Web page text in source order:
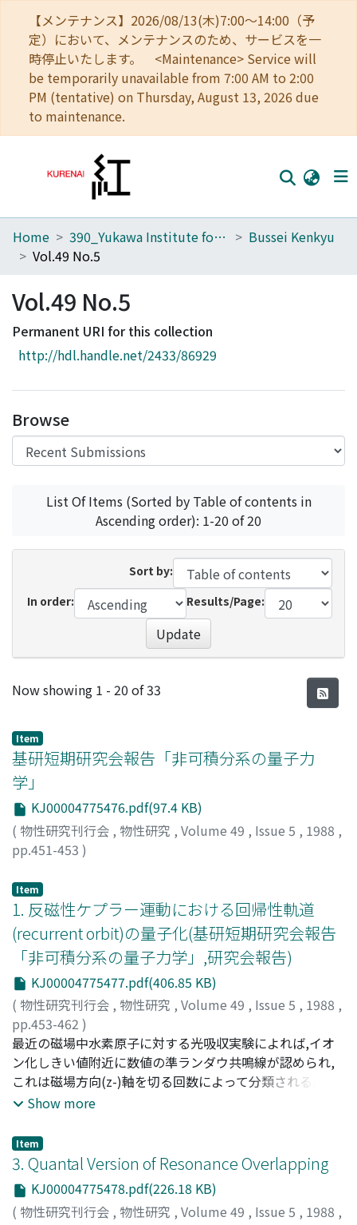
【メンテナンス】2026/08/13(木)7:00～14:00（予
定）において、メンテナンスのため、サービスを一
時停止いたします。 <Maintenance> Service will
be temporarily unavailable from 7:00 AM to 2:00
PM (tentative) on Thursday, August 13, 2026 due
to maintenance.
Home
Browse
Download Ranking
Access Statistics
Home 390_Yukawa Institute for Theoretical Physics
Bussei Kenkyu
Vol.49 No.5
Vol.49 No.5
Permanent URI for this collection
http://hdl.handle.net/2433/86929
Browse
List Of Items (Sorted by Table of contents in
Ascending order): 1-20 of 20
Sort by:
In order:
Results/Page:
Update
Recent Submissions
Now showing 1 - 20 of 33
Item
基研短期研究会報告「非可積分系の量子力
学」
KJ00004775476.pdf(97.4 KB)
( 物性研究刊行会 , 物性研究 , Volume 49 , Issue 5 , 1988 ,
pp.451-453 )
Item
1. 反磁性ケプラー運動における回帰性軌道
(recurrent orbit)の量子化(基研短期研究会報告
「非可積分系の量子力学」,研究会報告)
KJ00004775477.pdf(406.85 KB)
( 物性研究刊行会 , 物性研究 , Volume 49 , Issue 5 , 1988 ,
pp.453-462 )
桑田, 雅泰;長谷川, 洋;Davis, Peter;Kuwata, Masayasu;
Hasegawa, Hiroshi;クワタ, マサヤス;ハセガワ, ヒロシ
最近の磁場中水素原子に対する光吸収実験によれば,イオ
ン化しきい値附近に数値の準ランダウ共鳴線が認められ,
これは磁場方向(z-)軸を切る回数によって分類される周期
的軌道・量子準位への光励起である。これに関する簡単な
H=1/2(p^2_p+p^2_x)+(r^2)/8p^2-1/√の適当な近似(1/
√=1/(|zl))である調和振動子と1次元ケプラー運動とのな
す2次元周期運動として理解される。(これらの軌道はr=0
から出発し|rl～10^2a_Bの軌道を画いて再びr=0に回帰す
るという意味でrecurrent軌道と名付けられている)この事
Show more
Item
3. Quantal Version of Resonance Overlapping
KJ00004775478.pdf(226.18 KB)
( 物性研究刊行会 , 物性研究 , Volume 49 , Issue 5 , 1988 ,